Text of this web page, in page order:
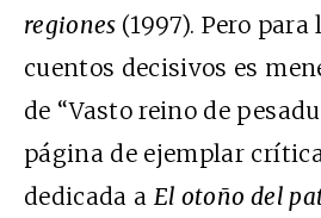
regiones (1997). Pero para
cuentos decisivos es
de “Vasto reino de
página de ejemplar
dedicada a El otoño del